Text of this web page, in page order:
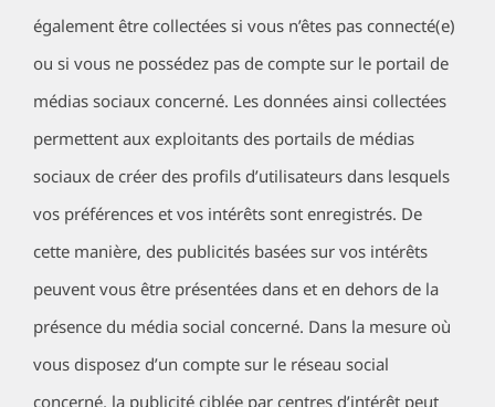
également être collectées si vous n’êtes pas connecté(e)
ou si vous ne possédez pas de compte sur le portail de
médias sociaux concerné. Les données ainsi collectées
permettent aux exploitants des portails de médias
sociaux de créer des profils d’utilisateurs dans lesquels
vos préférences et vos intérêts sont enregistrés. De
cette manière, des publicités basées sur vos intérêts
peuvent vous être présentées dans et en dehors de la
présence du média social concerné. Dans la mesure où
vous disposez d’un compte sur le réseau social
concerné, la publicité ciblée par centres d’intérêt peut